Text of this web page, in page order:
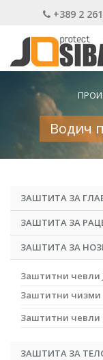
+389 2
Водич
ЗАШТИТА ЗА
ЗАШТИТА ЗА
ЗАШТИТА ЗА
Заштитни чевли
Заштитни чизми
Заштитни чевли
ЗАШТИТА ЗА